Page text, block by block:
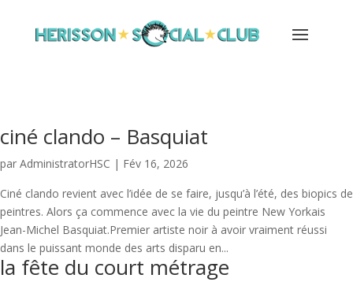
ciné clando – Basquiat
par AdministratorHSC | Fév 16, 2026
Ciné clando revient avec l’idée de se faire, jusqu’à l’été, des biopics de
peintres. Alors ça commence avec la vie du peintre New Yorkais
Jean-Michel Basquiat.Premier artiste noir à avoir vraiment réussi
dans le puissant monde des arts disparu en...
la fête du court métrage